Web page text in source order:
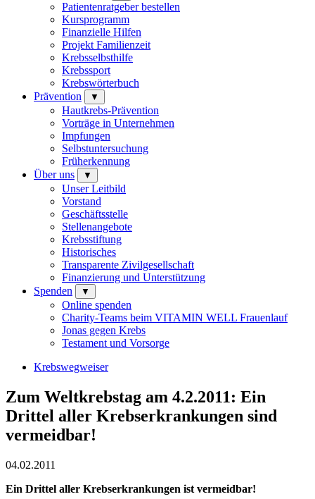
Patientenratgeber bestellen
Kursprogramm
Finanzielle Hilfen
Projekt Familienzeit
Krebsselbsthilfe
Krebssport
Krebswörterbuch
Prävention
▼
Hautkrebs-Prävention
Vorträge in Unternehmen
Impfungen
Selbstuntersuchung
Früherkennung
Über uns
▼
Unser Leitbild
Vorstand
Geschäftsstelle
Stellenangebote
Krebsstiftung
Historisches
Transparente Zivilgesellschaft
Finanzierung und Unterstützung
Spenden
▼
Online spenden
Charity-Teams beim VITAMIN WELL Frauenlauf
Jonas gegen Krebs
Testament und Vorsorge
Krebswegweiser
Zum Weltkrebstag am 4.2.2011: Ein
Drittel aller Krebserkrankungen sind
vermeidbar!
04.02.2011
Ein Drittel aller Krebserkrankungen ist vermeidbar!